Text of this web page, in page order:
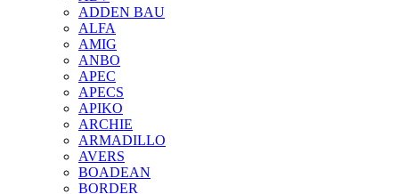
ADDEN BAU
ALFA
AMIG
ANBO
APEC
APECS
APIKO
ARCHIE
ARMADILLO
AVERS
BOADEAN
BORDER